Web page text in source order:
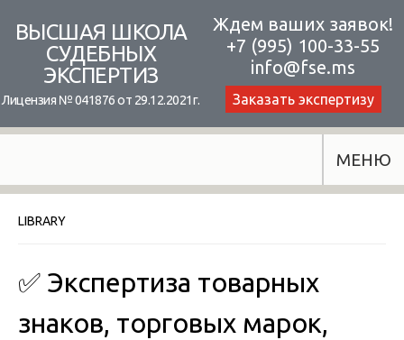
content
ВЫСШАЯ ШКОЛА
СУДЕБНЫХ
ЭКСПЕРТИЗ
Лицензия № 041876 от 29.12.2021г.
Ждем ваших заявок!
+7 (995) 100-33-55
info@fse.ms
Заказать экспертизу
МЕНЮ
LIBRARY
✅ Экспертиза товарных
знаков, торговых марок,